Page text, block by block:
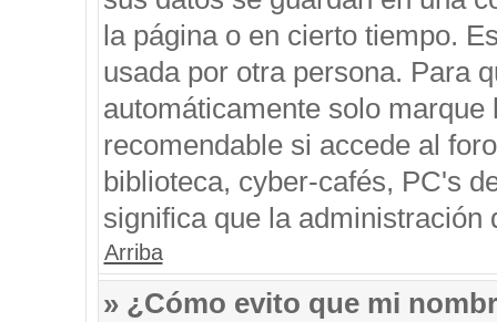
la página o en cierto tiempo.
usada por otra persona. Para
automáticamente solo
recomendable si accede al
biblioteca, cyber-cafés, PC's
significa que la administración
Arriba
» ¿Cómo evito que mi